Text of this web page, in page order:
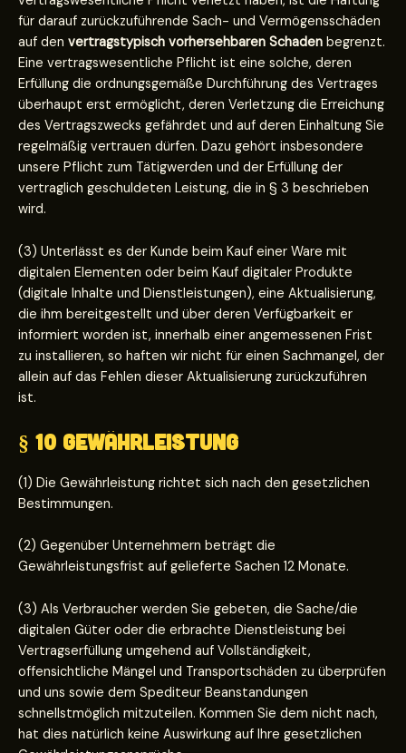
für darauf zurückzuführende Sach- und Vermögensschäden
auf den vertragstypisch vorhersehbaren Schaden begrenzt.
Eine vertragswesentliche Pflicht ist eine solche, deren
Erfüllung die ordnungsgemäße Durchführung des Vertrages
überhaupt erst ermöglicht, deren Verletzung die Erreichung
des Vertragszwecks gefährdet und auf deren Einhaltung Sie
regelmäßig vertrauen dürfen. Dazu gehört insbesondere
unsere Pflicht zum Tätigwerden und der Erfüllung der
vertraglich geschuldeten Leistung, die in § 3 beschrieben
wird.
(3) Unterlässt es der Kunde beim Kauf einer Ware mit
digitalen Elementen oder beim Kauf digitaler Produkte
(digitale Inhalte und Dienstleistungen), eine Aktualisierung,
die ihm bereitgestellt und über deren Verfügbarkeit er
informiert worden ist, innerhalb einer angemessenen Frist
zu installieren, so haften wir nicht für einen Sachmangel, der
allein auf das Fehlen dieser Aktualisierung zurückzuführen
ist.
§ 10 Gewährleistung
(1) Die Gewährleistung richtet sich nach den gesetzlichen
Bestimmungen.
(2) Gegenüber Unternehmern beträgt die
Gewährleistungsfrist auf gelieferte Sachen 12 Monate.
(3) Als Verbraucher werden Sie gebeten, die Sache/die
digitalen Güter oder die erbrachte Dienstleistung bei
Vertragserfüllung umgehend auf Vollständigkeit,
offensichtliche Mängel und Transportschäden zu überprüfen
und uns sowie dem Spediteur Beanstandungen
schnellstmöglich mitzuteilen. Kommen Sie dem nicht nach,
hat dies natürlich keine Auswirkung auf Ihre gesetzlichen